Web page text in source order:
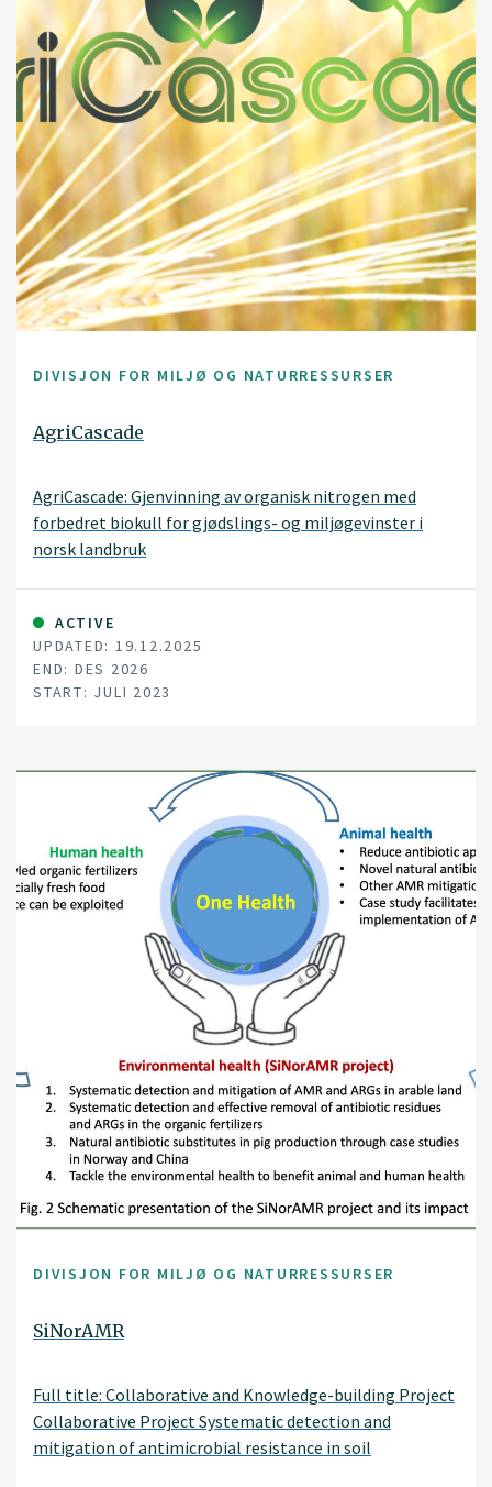
DIVISJON FOR MILJØ OG NATURRESSURSER
AgriCascade
AgriCascade: Gjenvinning av organisk nitrogen med
forbedret biokull for gjødslings- og miljøgevinster i
norsk landbruk
ACTIVE
UPDATED: 19.12.2025
END: DES 2026
START: JULI 2023
DIVISJON FOR MILJØ OG NATURRESSURSER
SiNorAMR
Full title: Collaborative and Knowledge-building Project
Collaborative Project Systematic detection and
mitigation of antimicrobial resistance in soil